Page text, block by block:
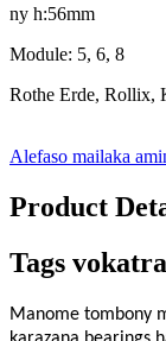
ny h:56mm
Module: 5, 6, 8
Rothe Erde, Rollix,
Alefaso mailaka
Product
Tags vokatra
Manome tombony